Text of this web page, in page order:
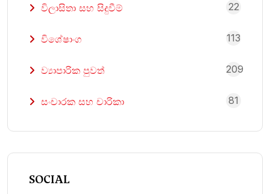
විලාසිතා සහ සිදුවීම් 22
විශේෂාංග 113
ව්‍යාපාරික පුවත් 209
සංචාරක සහ චාරිකා 81
SOCIAL